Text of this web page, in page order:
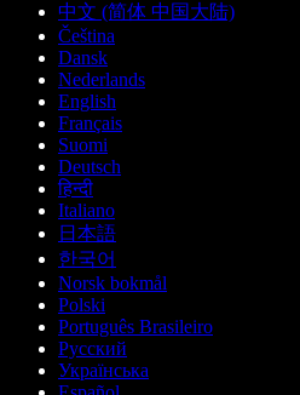
中文 (简体 中国大陆)
Čeština
Dansk
Nederlands
English
Français
Suomi
Deutsch
हिन्दी
Italiano
日本語
한국어
Norsk bokmål
Polski
Português Brasileiro
Русский
Українська